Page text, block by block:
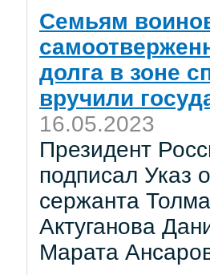
Семьям
долга в зоне
вручили
16.05.2023
Президент
подписал Указ
сержанта
Актуганова
Марата